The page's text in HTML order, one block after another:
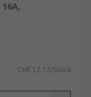
CHF.12.13/Stück